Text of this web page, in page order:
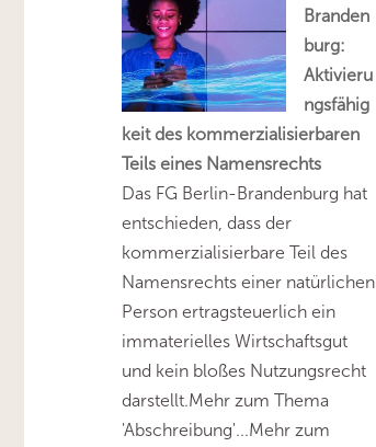
Branden
burg:
Aktivieru
ngsfähig
keit des kommerzialisierbaren
Teils eines Namensrechts
Das FG Berlin-Brandenburg hat
entschieden, dass der
kommerzialisierbare Teil des
Namensrechts einer natürlichen
Person ertragsteuerlich ein
immaterielles Wirtschaftsgut
und kein bloßes Nutzungsrecht
darstellt.Mehr zum Thema
'Abschreibung'...Mehr zum